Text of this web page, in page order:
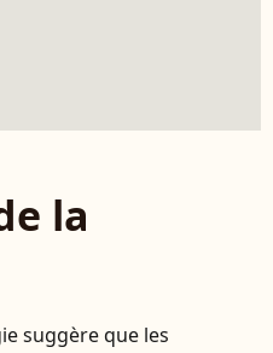
la
suggère que les